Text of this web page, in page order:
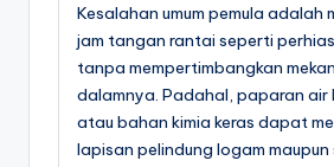
Kesalahan umum pemula adalah
jam tangan rantai seperti
tanpa mempertimbangkan
dalamnya. Padahal, paparan air
atau bahan kimia keras dapat
lapisan pelindung logam maupun